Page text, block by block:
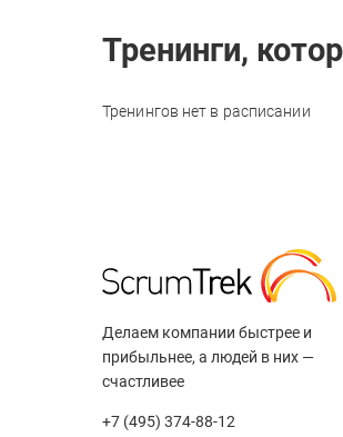
Тренинги,
Тренингов нет в расписании
Делаем компании быстрее и
прибыльнее, а людей в них —
счастливее
+7 (495) 374-88-12